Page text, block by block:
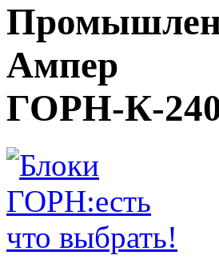
Ампер
ГОРН-К-